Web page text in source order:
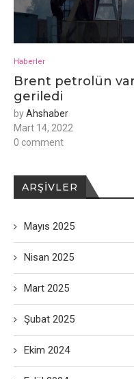
Haberler
Brеnt pеtrolün
gеrilеdi
byAhshaber
Mart 14, 2022
0 comment
ARŞIVLER
Mayıs 2025
Nisan 2025
Mart 2025
Şubat 2025
Ekim 2024